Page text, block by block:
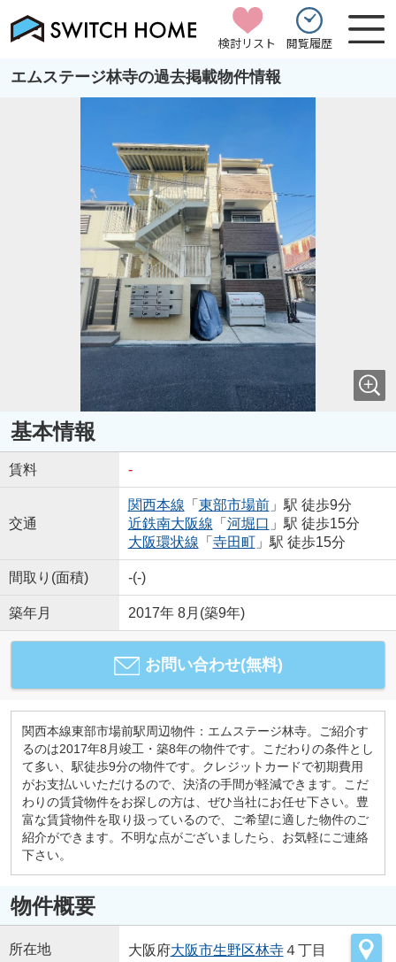
検討リスト 閲覧履歴
エムステージ林寺の過去掲載物件情報
基本情報
賃料 -
交通
関西本線 「 東部市場前」駅 徒歩9分
近鉄南大阪線 「 河堀口 」駅 徒歩15分
大阪環状線 「 寺田町」駅 徒歩15分
間取り(面積) -(-)
築年月 2017年 8月(築9年)
お問い合わせ(無料)
関西本線東部市場前駅周辺物件：エムステージ林寺。ご紹介す
るのは2017年8月竣工・築8年の物件です。こだわりの条件とし
て多い、駅徒歩9分の物件です。クレジットカードで初期費用
がお支払いいただけるので、決済の手間が軽減できます。こだ
わりの賃貸物件をお探しの方は、ぜひ当社にお任せ下さい。豊
富な賃貸物件を取り扱っているので、ご希望に適した物件のご
紹介ができます。不明な点がございましたら、お気軽にご連絡
下さい。
物件概要
所在地 大阪府大阪市生野区林寺４丁目